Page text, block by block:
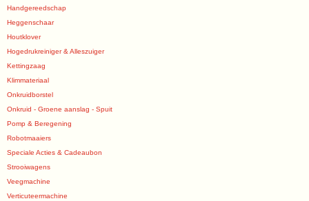
Handgereedschap
Heggenschaar
Houtklover
Hogedrukreiniger & Alleszuiger
Kettingzaag
Klimmateriaal
Onkruidborstel
Onkruid - Groene aanslag - Spuit
Pomp & Beregening
Robotmaaiers
Speciale Acties & Cadeaubon
Strooiwagens
Veegmachine
Verticuteermachine